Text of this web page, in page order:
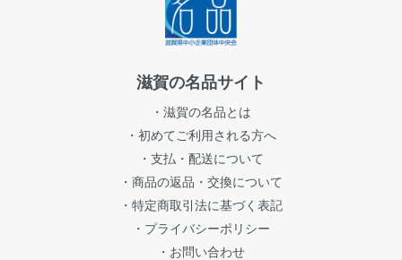
滋賀の名品サイト
・滋賀の名品とは
・初めてご利用される方へ
・支払・配送について
・商品の返品・交換について
・特定商取引法に基づく表記
・プライバシーポリシー
・お問い合わせ